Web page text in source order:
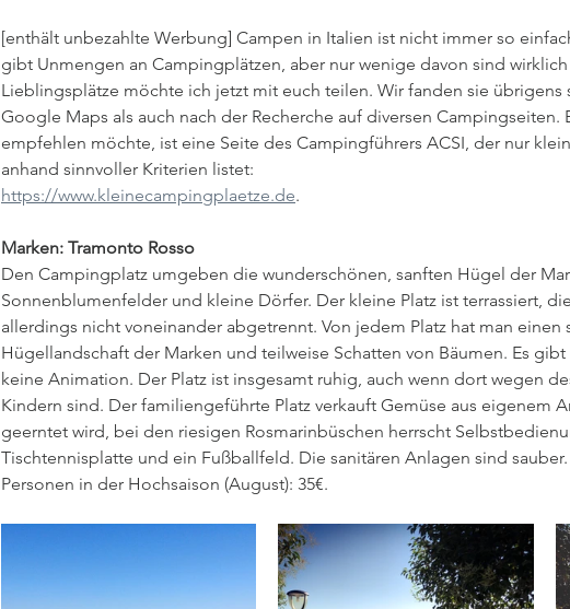
[enthält unbezahlte Werbung] Campen in Italien ist nicht immer so
gibt Unmengen an Campingplätzen, aber nur wenige davon sind
Lieblingsplätze möchte ich jetzt mit euch teilen. Wir fanden sie übrigens
Google Maps als auch nach der Recherche auf diversen Campingseiten.
empfehlen möchte, ist eine Seite des Campingführers ACSI, der nur
anhand sinnvoller Kriterien listet:
https://www.kleinecampingplaetze.de.
Marken: Tramonto Rosso
Den Campingplatz umgeben die wunderschönen, sanften Hügel der
Sonnenblumenfelder und kleine Dörfer. Der kleine Platz ist terrassiert,
allerdings nicht voneinander abgetrennt. Von jedem Platz hat man
Hügellandschaft der Marken und teilweise Schatten von Bäumen. Es
keine Animation. Der Platz ist insgesamt ruhig, auch wenn dort wegen
Kindern sind. Der familiengeführte Platz verkauft Gemüse aus eigenem
geerntet wird, bei den riesigen Rosmarinbüschen herrscht
Tischtennisplatte und ein Fußballfeld. Die sanitären Anlagen sind
Personen in der Hochsaison (August): 35€.